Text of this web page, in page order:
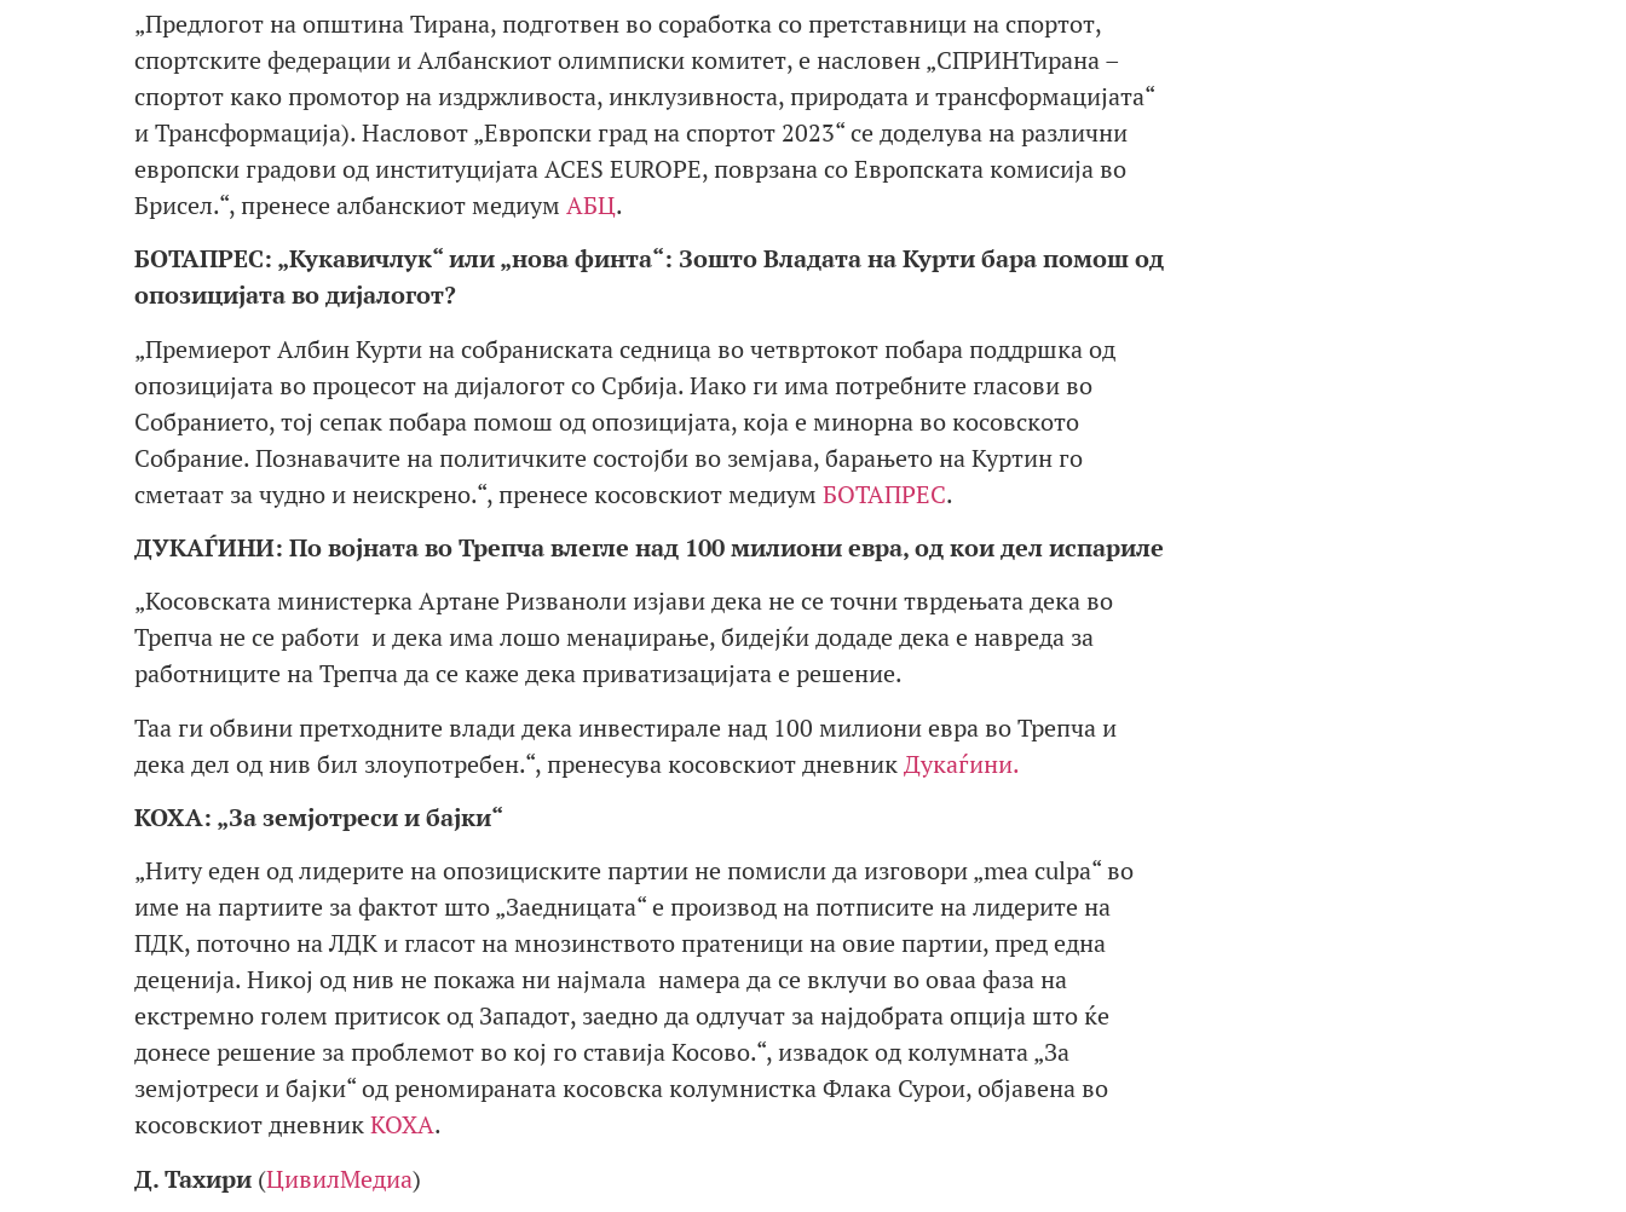
„Предлогот на општина Тирана, подготвен во соработка со претставници на спортот,
спортските федерации и Албанскиот олимписки комитет, е насловен „СПРИНТирана –
спортот како промотор на издржливоста, инклузивноста, природата и трансформацијата“
и Трансформација). Насловот „Европски град на спортот 2023“ се доделува на различни
европски градови од институцијата ACES EUROPE, поврзана со Европската комисија во
Брисел.“, пренесе албанскиот медиум АБЦ.
БОТАПРЕС: „Кукавичлук“ или „нова финта“: Зошто Владата на Курти бара помош од
опозицијата во дијалогот?
„Премиерот Албин Курти на собраниската седница во четвртокот побара поддршка од
опозицијата во процесот на дијалогот со Србија. Иако ги има потребните гласови во
Собранието, тој сепак побара помош од опозицијата, која е минорна во косовското
Собрание. Познавачите на политичките состојби во земјава, барањето на Куртин го
сметаат за чудно и неискрено.“, пренесе косовскиот медиум БОТАПРЕС.
ДУКАЃИНИ: По војната во Трепча влегле над 100 милиони евра, од кои дел испариле
„Косовската министерка Артане Ризваноли изјави дека не се точни тврдењата дека во
Трепча не се работи и дека има лошо менаџирање, бидејќи додаде дека е навреда за
работниците на Трепча да се каже дека приватизацијата е решение.
Таа ги обвини претходните влади дека инвестирале над 100 милиони евра во Трепча и
дека дел од нив бил злоупотребен.“, пренесува косовскиот дневникДукаѓини.
КОХА: „За земјотреси и бајки“
„Ниту еден од лидерите на опозициските партии не помисли да изговори „mea culpa“ во
име на партиите за фактот што „Заедницата“ е производ на потписите на лидерите на
ПДК, поточно на ЛДК и гласот на мнозинството пратеници на овие партии, пред една
деценија. Никој од нив не покажа ни најмала намера да се вклучи во оваа фаза на
екстремно голем притисок од Западот, заедно да одлучат за најдобрата опција што ќе
донесе решение за проблемот во кој го ставија Косово.“, извадок од колумната „За
земјотреси и бајки“ од реномираната косовска колумнистка Флака Сурои, објавена во
косовскиот дневникКОХА.
Д. Тахири(ЦивилМедиа)